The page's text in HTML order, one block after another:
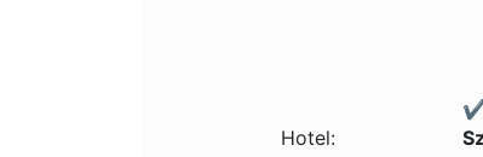
Hotel:
✔️